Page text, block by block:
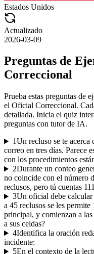
Estados Unidos
Actualizado
2026-03-09
Preguntas de
Correccional
Prueba estas preguntas de
el Oficial Correccional.
detallada. Inicia el quiz
preguntas con tutor de IA.
1Un recluso se te acerca
correo en tres días. Parece
con los procedimientos
2Durante un conteo
no coincide con el número
reclusos, pero tú cuentas
3Un oficial debe
a 45 reclusos se les
principal, y comienzan a
a sus celdas?
4Identifica la oración
incidente:
5En el contexto de la